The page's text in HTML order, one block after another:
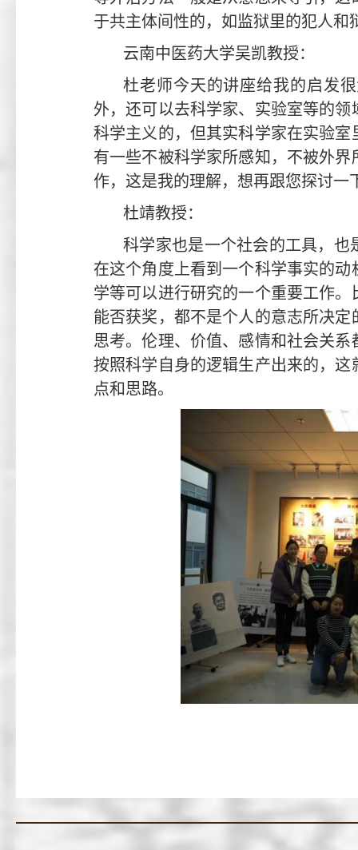
于共主体间性的，如监狱里的犯人
云南中医药大学吴凯教授：
杜老师今天的讲座给我的启发
外，还可以去科学家、实验室等的
科学主义的，但其实科学家在实验
有一些不被科学家所感知，不被外
作，这是我的理解，想再跟您探讨一
杜靖教授：
科学家也是一个社会的工具，
在这个角度上看到一个科学事实的
学等可以进行研究的一个重要工作
能否获奖，都不是个人的意志所决
思考。伦理、价值、感情和社会关
按照科学自身的逻辑生产出来的，
点和思路。